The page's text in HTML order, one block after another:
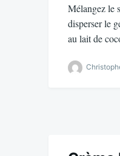
Mélangez le
disperser le
au lait de